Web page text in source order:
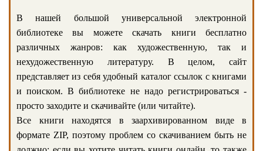
В нашей большой универсальной электронной
библиотеке вы можете скачать книги бесплатно
различных жанров: как художественную, так и
нехудожественную литературу. В целом, сайт
представляет из себя удобный каталог ссылок с книгами
и поиском. В библиотеке не надо регистрироваться -
просто заходите и скачивайте (или читайте).
Все книги находятся в заархивированном виде в
формате ZIP, поэтому проблем со скачиванием быть не